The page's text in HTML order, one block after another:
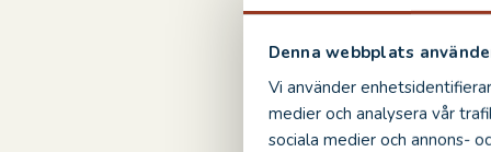
Denna webbplats
Vi använder
medier och analysera vår
sociala medier och annons-